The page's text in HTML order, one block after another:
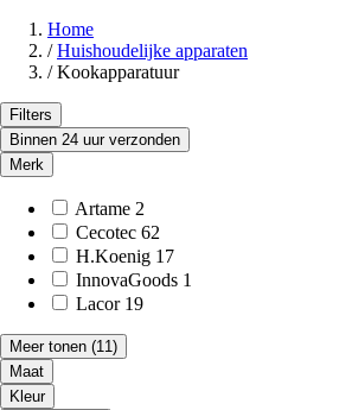
Home
/ Huishoudelijke apparaten
/ Kookapparatuur
Filters
Binnen 24 uur verzonden
Merk
Artame 2
Cecotec 62
H.Koenig 17
InnovaGoods 1
Lacor 19
Meer tonen (11)
Maat
Kleur